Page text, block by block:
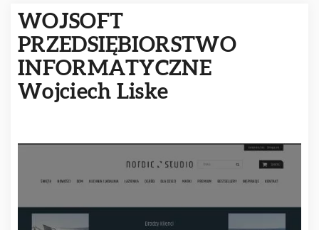
WOJSOFT
PRZEDSIĘBIORSTWO
INFORMATYCZNE
Wojciech Liske